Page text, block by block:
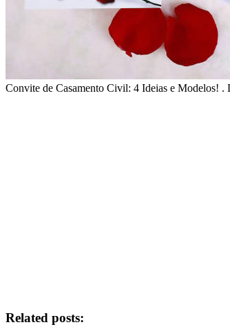
Convite de Casamento Civil: 4 Ideias e Modelos! .
Related posts: